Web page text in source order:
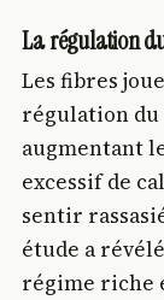
La régulation
Les fibres
régulation du
augmentant
excessif de
sentir
étude a
régime riche